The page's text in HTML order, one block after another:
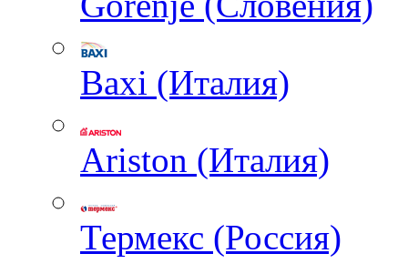
Baxi (Италия)
Ariston (Италия)
Термекс (Россия)